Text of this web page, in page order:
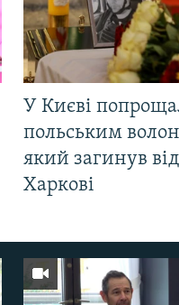
У Києві
польським
який загинув
Харкові